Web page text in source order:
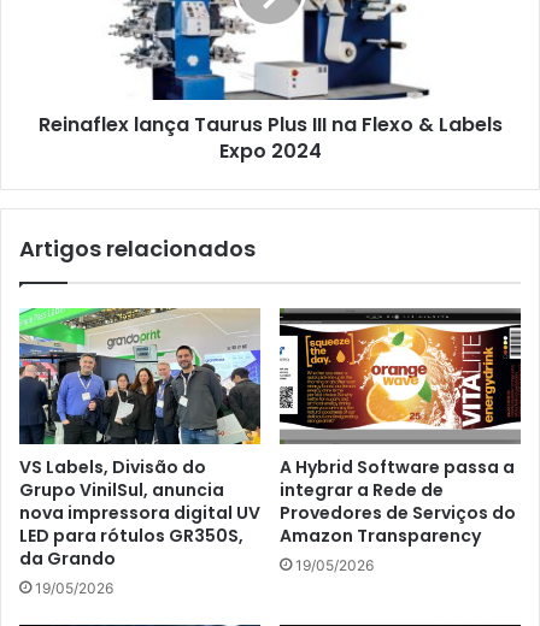
ExpoReinaflex lança Taurus Plus III na Flexo & Labels
Expo 2024
Artigos relacionados
VS Labels, Divisão do
Grupo VinilSul, anuncia
nova impressora digital UV
LED para rótulos GR350S,
da Grando
19/05/2026
A Hybrid Software passa a
integrar a Rede de
Provedores de Serviços do
Amazon Transparency
19/05/2026